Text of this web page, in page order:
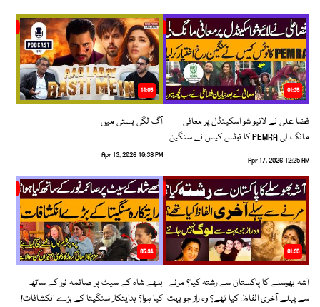
01:35
فضا علی نے لائیو شو اسکینڈل پر معافی
مانگ لی PEMRA کا نوٹس کیس نے سنگین
Apr 17, 2026 12:25 AM
14:05
آگ لگی بستی میں
Apr 13, 2026 10:38 PM
01:35
آشہ بھوسلے کا پاکستان سے رشتہ کیا؟ مرنے
سے پہلے آخری الفاظ کیا تھے؟ وہ راز جو بہت
05:34
بلھے شاہ کے سیٹ پر صائمہ نور کے ساتھ
کیا ہوا؟ ہدایتکار سنگیتا کے بڑے انکشافات!